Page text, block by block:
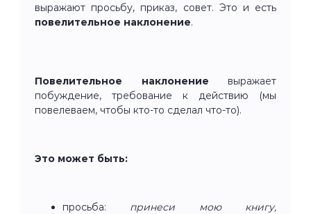
выражают просьбу, приказ, совет. Это и есть
повелительное наклонение.
Повелительное наклонение выражает
побуждение, требование к действию (мы
повелеваем, чтобы кто-то сделал что-то).
Это может быть:
просьба: принеси мою книгу,